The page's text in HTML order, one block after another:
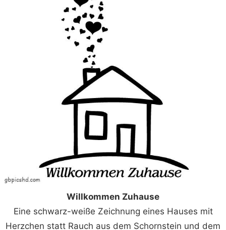
Willkommen Zuhause
Eine schwarz-weiße Zeichnung eines Hauses mit
Herzchen statt Rauch aus dem Schornstein und dem